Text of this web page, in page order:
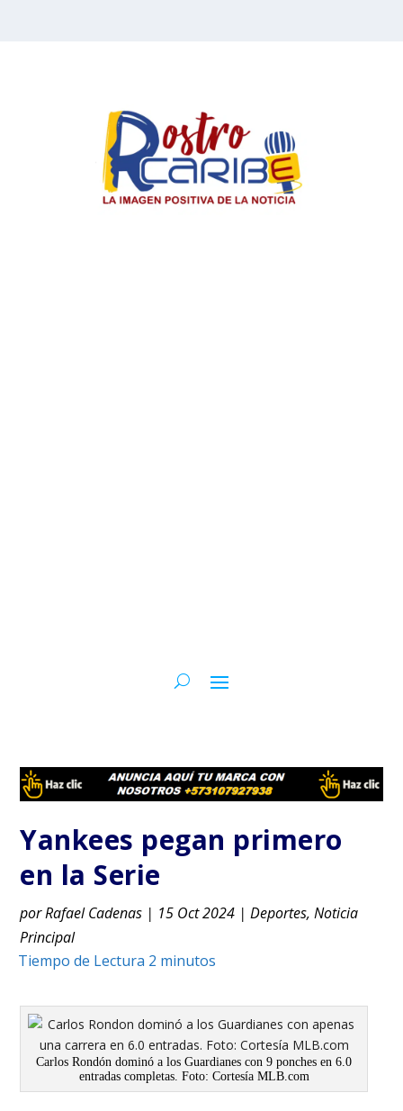
Yankees pegan primero
en la Serie
porRafael Cadenas | 15 Oct 2024 |Deportes,Noticia
Principal
Carlos Rondón dominó a los Guardianes con 9 ponches en 6.0
entradas completas. Foto: Cortesía MLB.com